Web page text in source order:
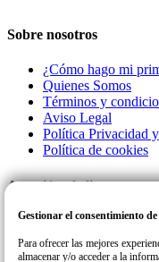
Sobre nosotros
¿Cómo hago mi
Quienes Somos
Términos y
Aviso Legal
Política Privacidad
Política de cookies
Atención al cliente
Llamanos a este número de
Gestionar el consentimiento de
Para ofrecer las mejores
almacenar y/o acceder a la